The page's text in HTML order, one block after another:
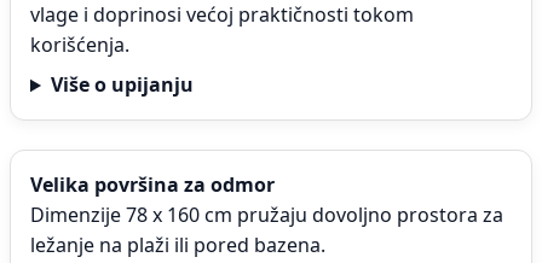
vlage i doprinosi većoj praktičnosti tokom
korišćenja.
Više o upijanju
Velika površina za odmor
Dimenzije 78 x 160 cm pružaju dovoljno prostora za
ležanje na plaži ili pored bazena.